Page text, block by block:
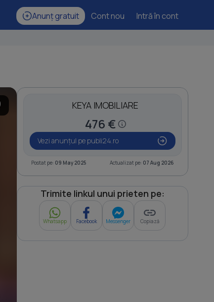
Anunț gratuit Cont nou Intră în cont
KEYA IMOBILIARE
476 €
Vezi anunțul pe publi24.ro
Postat pe: 09 May 2025 Actualizat pe: 07 Aug 2026
Trimite linkul unui prieten pe:
Whatsapp Facebook Messenger Copiază